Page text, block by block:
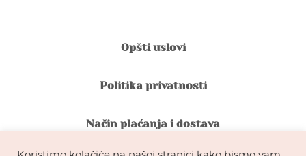
Opšti uslovi
Politika privatnosti
Način plaćanja i dostava